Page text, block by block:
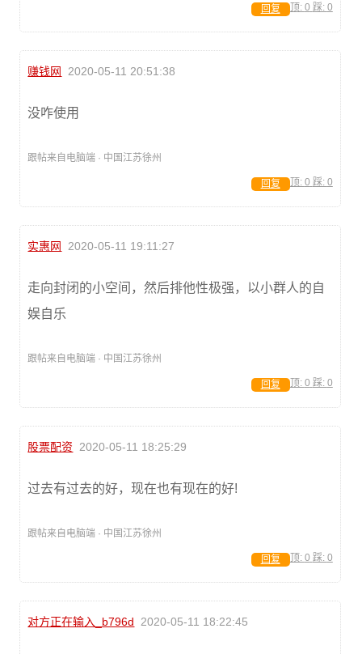
顶: 0 踩: 0
回复
赚钱网 2020-05-11 20:51:38
没咋使用
跟帖来自电脑端 · 中国江苏徐州
顶: 0 踩: 0
回复
实惠网 2020-05-11 19:11:27
走向封闭的小空间，然后排他性极强，以小群人的自
娱自乐
跟帖来自电脑端 · 中国江苏徐州
顶: 0 踩: 0
回复
股票配资 2020-05-11 18:25:29
过去有过去的好，现在也有现在的好!
跟帖来自电脑端 · 中国江苏徐州
顶: 0 踩: 0
回复
对方正在输入_b796d 2020-05-11 18:22:45